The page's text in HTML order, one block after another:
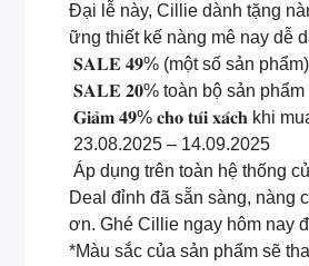
Đại lễ này, Cillie dành tặng
ững thiết kế nàng mê nay dễ
𝐒𝐀𝐋𝐄 𝟒𝟗% (một số sản phẩm)
𝐒𝐀𝐋𝐄 𝟐𝟎% toàn bộ sản phẩm
𝐆𝐢𝐚̉𝐦 𝟒𝟗% 𝐜𝐡𝐨 𝐭𝐮́𝐢 𝐱𝐚́𝐜𝐡 khi
23.08.2025 – 14.09.2025
Áp dụng trên toàn hệ thống
Deal đỉnh đã sẵn sàng, nàng
ơn. Ghé Cillie ngay hôm nay
*Màu sắc của sản phẩm sẽ